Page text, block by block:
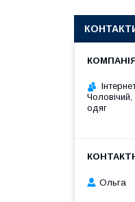
Чоловічий,
одяг
Ольга